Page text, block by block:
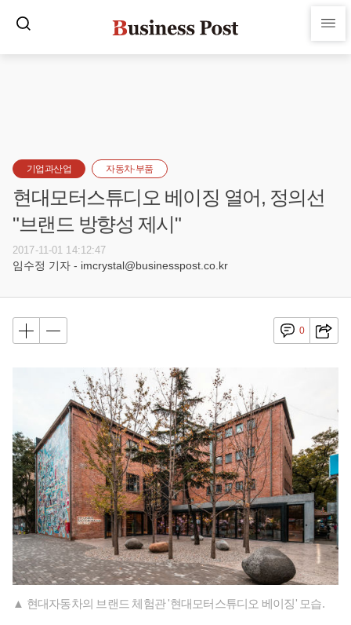
기업과산업 자동차·부품
현대모터스튜디오 베이징 열어, 정의선
"브랜드 방향성 제시"
2017-11-01 14:12:47
임수정 기자 - imcrystal@businesspost.co.kr
0
▲ 현대자동차의 브랜드 체험관 '현대모터스튜디오 베이징' 모습.